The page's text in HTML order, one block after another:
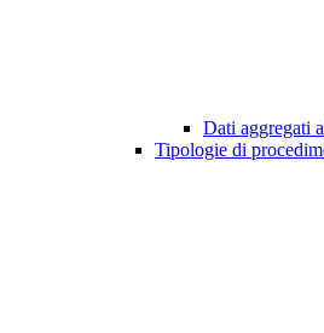
Dati aggregati
Tipologie di